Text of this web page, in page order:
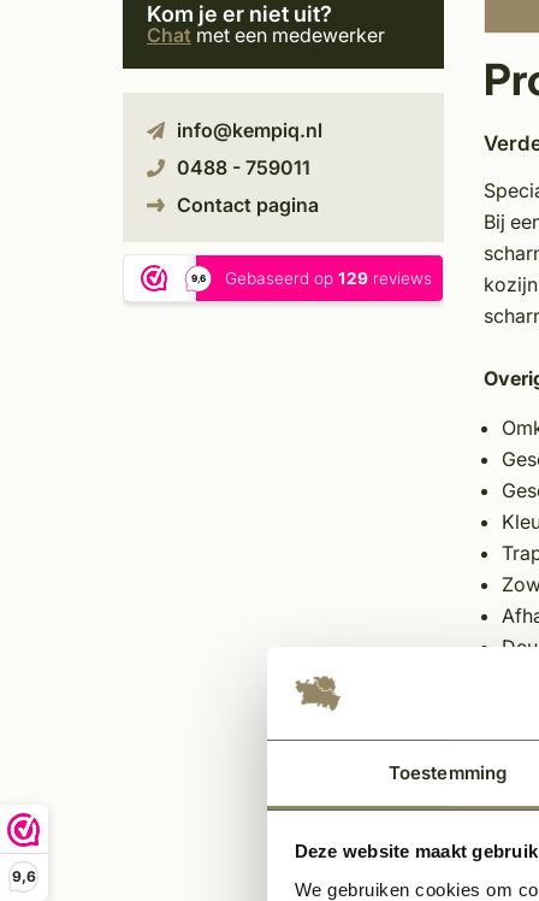
Toestemming
Deze website maakt
We gebruiken cookies om
9,6
Kom je er niet uit?
Chat met een medewerker
info@kempiq.nl
0488 - 759011
Contact pagina
Bij
-
-